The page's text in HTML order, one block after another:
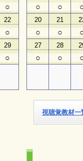
○
22
○
29
○
○ ○
20
○
21
○
27
○
28
○
視聴覚教材一